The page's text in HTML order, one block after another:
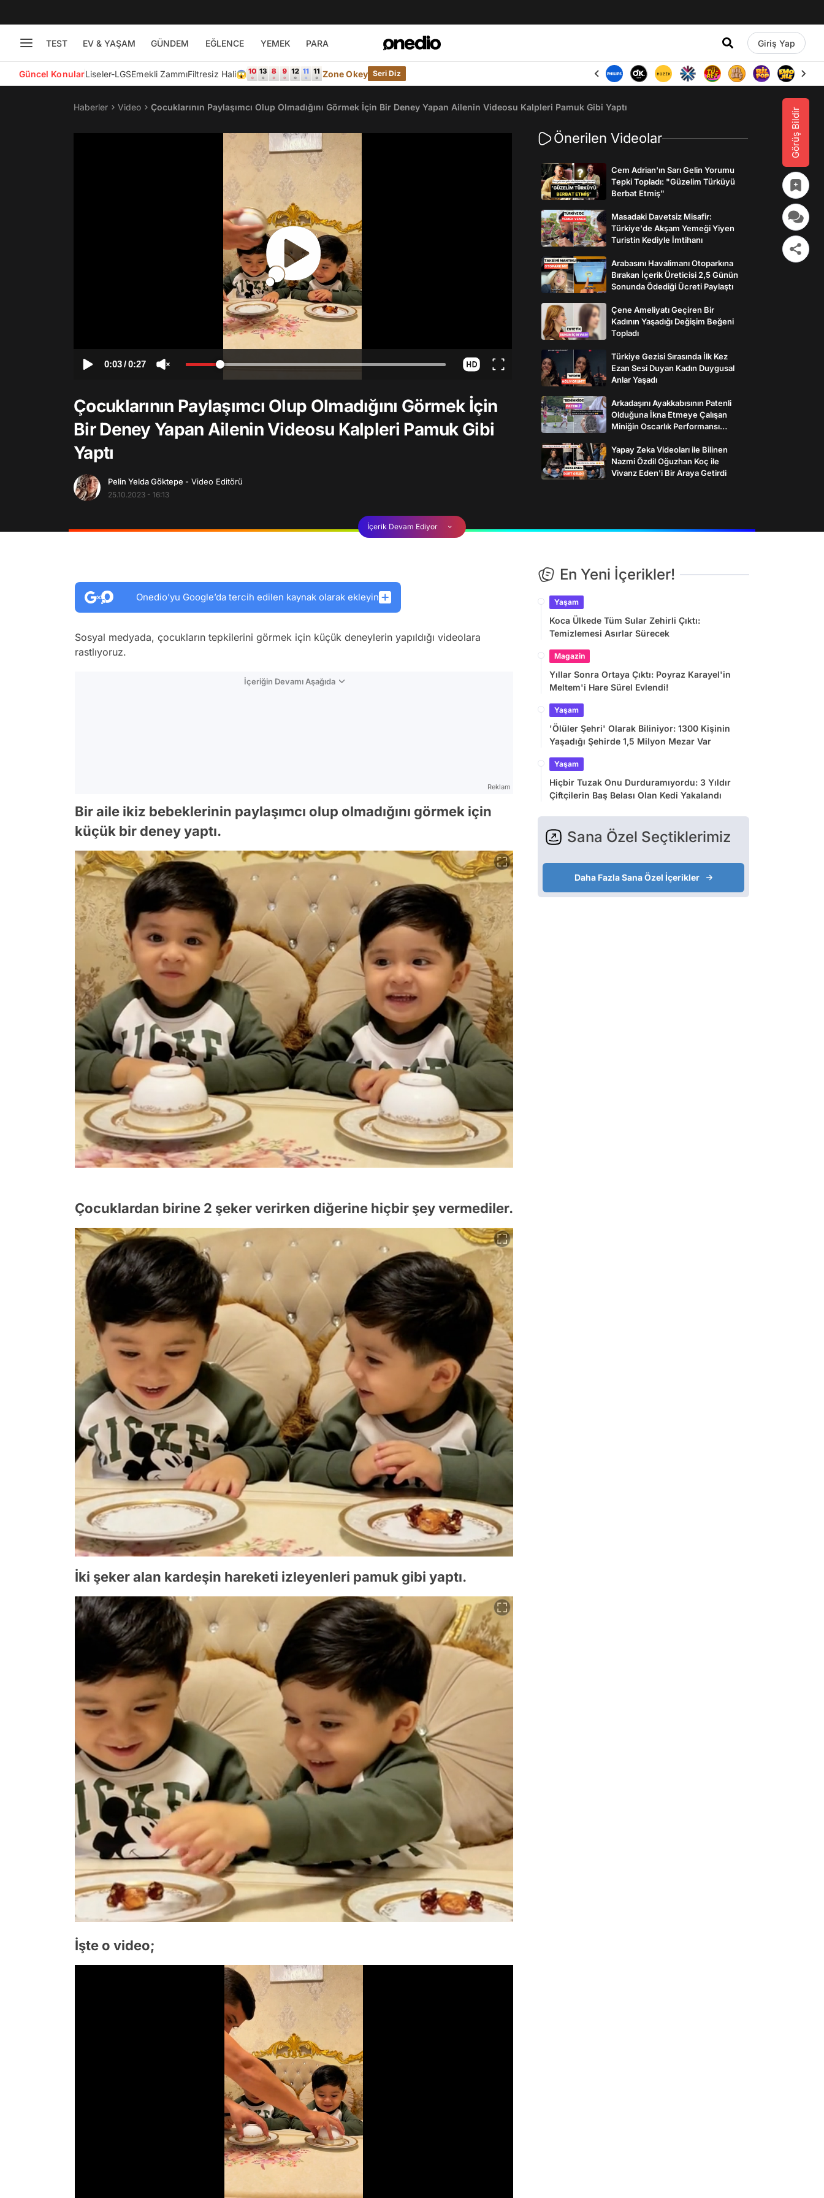
TEST EV & YAŞAM GÜNDEM EĞLENCE YEMEK PARA Giriş Yap
Güncel KonularLiseler-LGSEmekli ZammıFiltresiz Hali😱 Zone Okey Seri Diz
Görüş Bildir
Haberler Video Çocuklarının Paylaşımcı Olup Olmadığını Görmek İçin Bir Deney Yapan Ailenin Videosu Kalpleri Pamuk Gibi Yaptı
0:03/0:27
Çocuklarının Paylaşımcı Olup Olmadığını Görmek İçin
Bir Deney Yapan Ailenin Videosu Kalpleri Pamuk Gibi
Yaptı
Pelin Yelda Göktepe - Video Editörü
25.10.2023 - 16:13
Önerilen Videolar
Cem Adrian'ın Sarı Gelin Yorumu
Tepki Topladı: "Güzelim Türküyü
Berbat Etmiş"
Masadaki Davetsiz Misafir:
Türkiye'de Akşam Yemeği Yiyen
Turistin Kediyle İmtihanı
Arabasını Havalimanı Otoparkına
Bırakan İçerik Üreticisi 2,5 Günün
Sonunda Ödediği Ücreti Paylaştı
Çene Ameliyatı Geçiren Bir
Kadının Yaşadığı Değişim Beğeni
Topladı
Türkiye Gezisi Sırasında İlk Kez
Ezan Sesi Duyan Kadın Duygusal
Anlar Yaşadı
Arkadaşını Ayakkabısının Patenli
Olduğuna İkna Etmeye Çalışan
Miniğin Oscarlık Performansı
Yapay Zeka Videoları ile Bilinen
Nazmi Özdil Oğuzhan Koç ile
Vivanz Eden'i Bir Araya Getirdi
İçerik Devam Ediyor
Onedio’yu Google’da tercih edilen kaynak olarak ekleyin
Sosyal medyada, çocukların tepkilerini görmek için küçük deneylerin yapıldığı videolara
rastlıyoruz.
İçeriğin Devamı Aşağıda
Reklam
Bir aile ikiz bebeklerinin paylaşımcı olup olmadığını görmek için
küçük bir deney yaptı.
Çocuklardan birine 2 şeker verirken diğerine hiçbir şey vermediler.
İki şeker alan kardeşin hareketi izleyenleri pamuk gibi yaptı.
İşte o video;
En Yeni İçerikler!
Yaşam
Koca Ülkede Tüm Sular Zehirli Çıktı:
Temizlemesi Asırlar Sürecek
Magazin
Yıllar Sonra Ortaya Çıktı: Poyraz Karayel'in
Meltem'i Hare Sürel Evlendi!
Yaşam
'Ölüler Şehri' Olarak Biliniyor: 1300 Kişinin
Yaşadığı Şehirde 1,5 Milyon Mezar Var
Yaşam
Hiçbir Tuzak Onu Durduramıyordu: 3 Yıldır
Çiftçilerin Baş Belası Olan Kedi Yakalandı
Sana Özel Seçtiklerimiz
Daha Fazla Sana Özel İçerikler